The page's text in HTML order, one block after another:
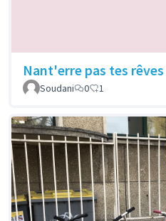
Nant'erre pas tes rêves
Soudani
0 1